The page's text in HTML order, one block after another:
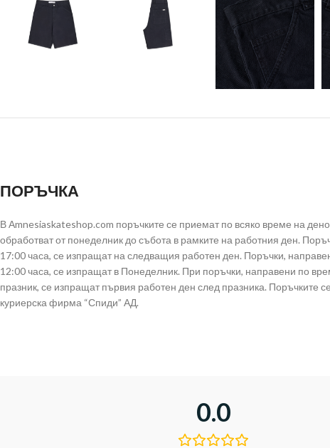
ПОРЪЧКА
В Аmnesiaskateshop.com поръчките се приемат по всяко време на
обработват от понеделник до събота в рамките на работния ден.
17:00 часа, се изпращат на следващия работен ден. Поръчки,
12:00 часа, се изпращат в Понеделник. При поръчки, направени по
празник, се изпращат първия работен ден след празника. Поръчките
куриерска фирма “Спиди” АД.
0.0